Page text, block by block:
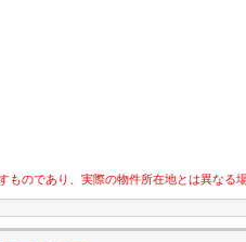
のであり、実際の物件所在地とは異なる場